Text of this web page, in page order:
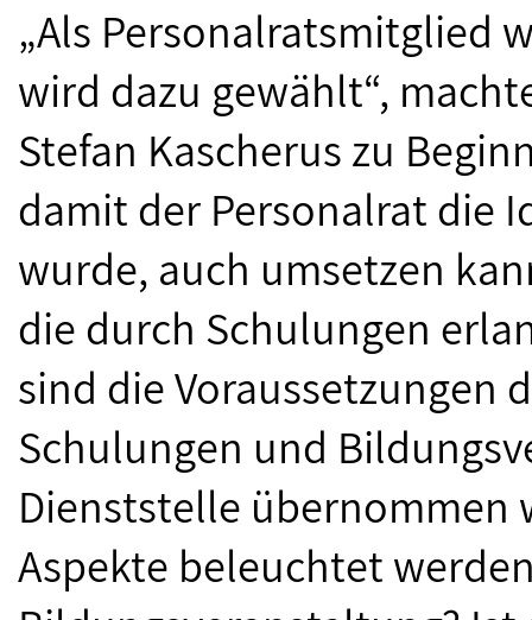
„Als Personalratsmitglied
wird dazu gewählt“,
Stefan Kascherus zu
damit der Personalrat die
wurde, auch umsetzen
die durch Schulungen
sind die Voraussetzungen
Schulungen und
Dienststelle übernommen
Aspekte beleuchtet